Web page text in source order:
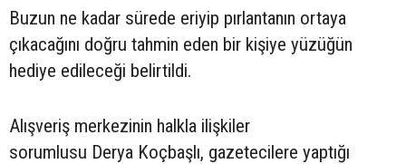
Buzun ne kadar sürede eriyip pırlantanın ortaya
çıkacağını doğru tahmin eden bir kişiye yüzüğün
hediye edileceği belirtildi.
Alışveriş merkezinin halkla ilişkiler
sorumlusu Derya Koçbaşlı, gazetecilere yaptığı